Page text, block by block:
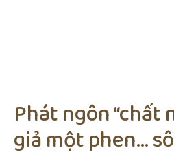
Phát ngôn “chất
giả một phen…